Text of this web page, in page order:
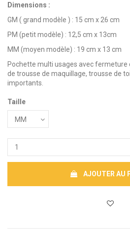
Dimensions :
GM ( grand modèle ) : 15 cm x 26 cm
PM (petit modèle) : 12,5 cm x 13cm
MM (moyen modèle) : 19 cm x 13 cm
Pochette multi usages avec fermeture
de trousse de maquillage, trousse de
importants.
Taille
AJOUTER AU